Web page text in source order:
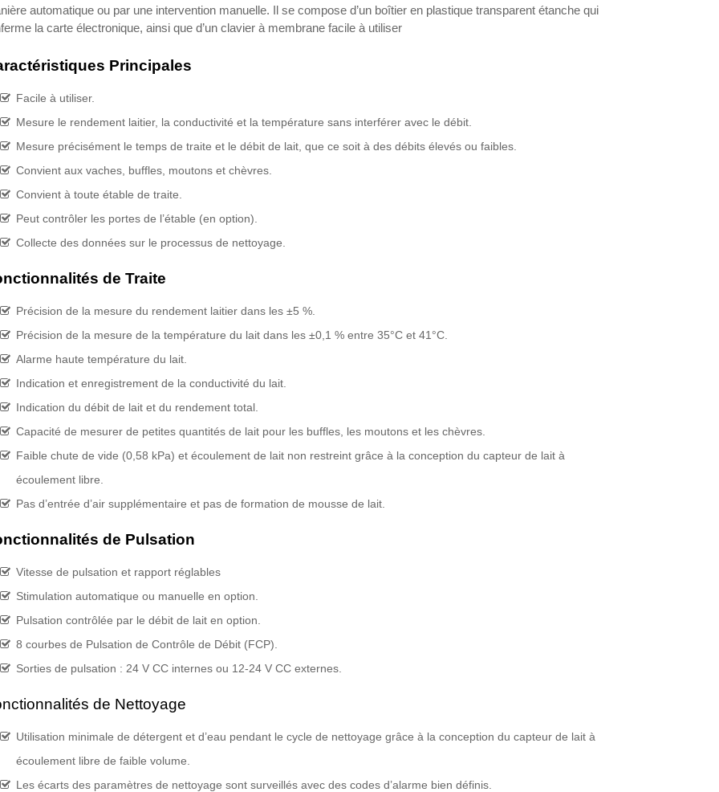
automatique ou par une intervention manuelle. Il se compose d’un boîtier en plastique transparent étanche qui
la carte électronique, ainsi que d’un clavier à membrane facile à utiliser
Principales
Facile à utiliser.
Mesure le rendement laitier, la conductivité et la température sans interférer avec le débit.
Mesure précisément le temps de traite et le débit de lait, que ce soit à des débits élevés ou faibles.
Convient aux vaches, buffles, moutons et chèvres.
Convient à toute étable de traite.
Peut contrôler les portes de l’étable (en option).
Collecte des données sur le processus de nettoyage.
de Traite
Précision de la mesure du rendement laitier dans les ±5 %.
Précision de la mesure de la température du lait dans les ±0,1 % entre 35°C et 41°C.
Alarme haute température du lait.
Indication et enregistrement de la conductivité du lait.
Indication du débit de lait et du rendement total.
Capacité de mesurer de petites quantités de lait pour les buffles, les moutons et les chèvres.
Faible chute de vide (0,58 kPa) et écoulement de lait non restreint grâce à la conception du capteur de lait à
écoulement libre.
Pas d’entrée d’air supplémentaire et pas de formation de mousse de lait.
de Pulsation
Vitesse de pulsation et rapport réglables
Stimulation automatique ou manuelle en option.
Pulsation contrôlée par le débit de lait en option.
8 courbes de Pulsation de Contrôle de Débit (FCP).
Sorties de pulsation : 24 V CC internes ou 12-24 V CC externes.
de Nettoyage
Utilisation minimale de détergent et d’eau pendant le cycle de nettoyage grâce à la conception du capteur de lait à
écoulement libre de faible volume.
Les écarts des paramètres de nettoyage sont surveillés avec des codes d’alarme bien définis.